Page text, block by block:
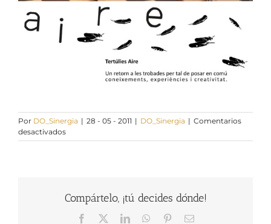
Por DO_Sinergia | 28 - 05 - 2011 | DO_Sinergia | Comentarios
desactivadosen
Inauguración
de
Coneixement
Constant
Compártelo, ¡tú decides dónde!
Facebook LinkedInWhatsApp
PinterestCorreo